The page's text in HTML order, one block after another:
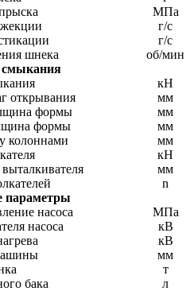
МПа
г/с
г/с
шнека
об/мин
смыкания
кН
открывания
мм
формы
мм
формы
мм
колоннами
мм
кН
мм
n
параметры
насоса
МПа
насоса
кВ
кВ
мм
т
бака
л